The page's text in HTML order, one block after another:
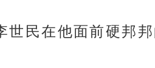
世民在他面前硬邦